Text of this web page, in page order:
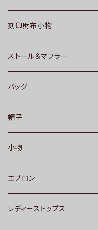
刻印財布小物
ストール＆マフラー
バッグ
帽子
小物
エプロン
レディーストップス